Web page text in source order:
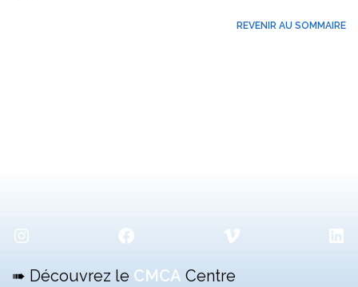
REVENIR AU SOMMAIRE
Instagram Facebook Vimeo
➠ Découvrez le CMCA Centre